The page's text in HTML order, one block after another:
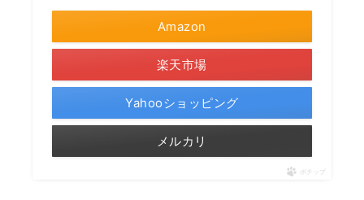
Amazon
楽天市場
Yahooショッピング
メルカリ
ポチップ